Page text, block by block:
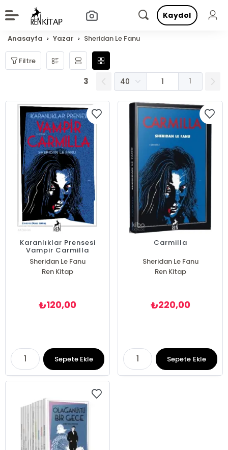
Kaydol
Anasayfa Yazar Sheridan Le Fanu
Filtre
3 1
Karanlıklar Prensesi
Vampir Carmilla
Sheridan Le Fanu
Ren Kitap
₺120,00
Sepete Ekle
Carmilla
Sheridan Le Fanu
Ren Kitap
₺220,00
Sepete Ekle